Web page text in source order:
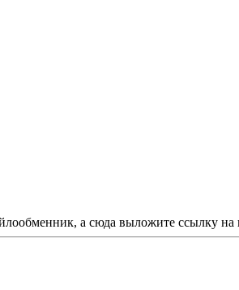
а сюда выложите ссылку на